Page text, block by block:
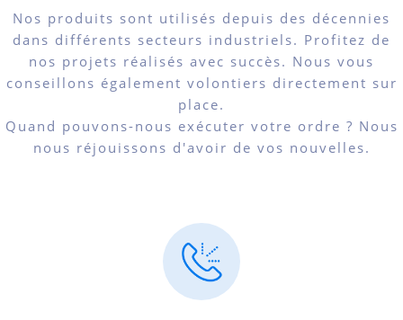
Nos produits sont utilisés depuis des décennies
dans différents secteurs industriels. Profitez de
nos projets réalisés avec succès. Nous vous
conseillons également volontiers directement sur
place.
Quand pouvons-nous exécuter votre ordre ? Nous
nous réjouissons d'avoir de vos nouvelles.